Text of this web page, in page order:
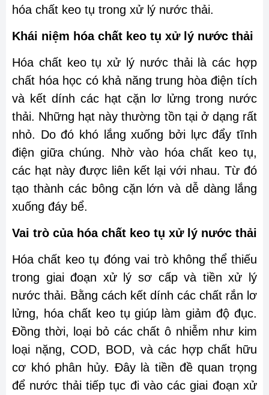
hóa chất keo tụ trong xử lý nước thải.
Khái niệm hóa chất keo tụ xử lý nước thải
Hóa chất keo tụ xử lý nước thải là các hợp
chất hóa học có khả năng trung hòa điện tích
và kết dính các hạt cặn lơ lửng trong nước
thải. Những hạt này thường tồn tại ở dạng rất
nhỏ. Do đó khó lắng xuống bởi lực đẩy tĩnh
điện giữa chúng. Nhờ vào hóa chất keo tụ,
các hạt này được liên kết lại với nhau. Từ đó
tạo thành các bông cặn lớn và dễ dàng lắng
xuống đáy bể.
Vai trò của hóa chất keo tụ xử lý nước thải
Hóa chất keo tụ đóng vai trò không thể thiếu
trong giai đoạn xử lý sơ cấp và tiền xử lý
nước thải. Bằng cách kết dính các chất rắn lơ
lửng, hóa chất keo tụ giúp làm giảm độ đục.
Đồng thời, loại bỏ các chất ô nhiễm như kim
loại nặng, COD, BOD, và các hợp chất hữu
cơ khó phân hủy. Đây là tiền đề quan trọng
để nước thải tiếp tục đi vào các giai đoạn xử